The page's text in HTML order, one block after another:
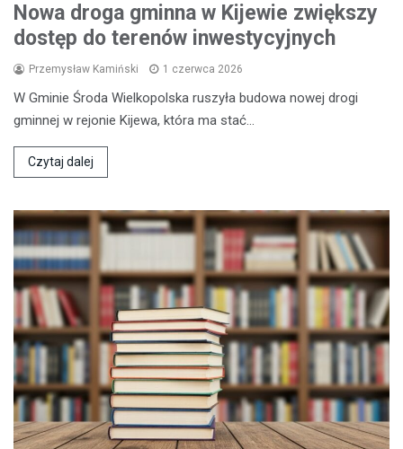
Nowa droga gminna w Kijewie zwiększy
dostęp do terenów inwestycyjnych
Przemysław Kamiński 1 czerwca 2026
W Gminie Środa Wielkopolska ruszyła budowa nowej drogi
gminnej w rejonie Kijewa, która ma stać…
Czytaj dalej